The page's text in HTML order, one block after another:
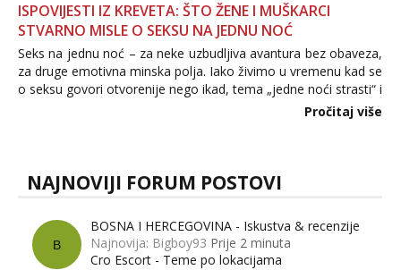
ISPOVIJESTI IZ KREVETA: ŠTO ŽENE I MUŠKARCI
STVARNO MISLE O SEKSU NA JEDNU NOĆ
Seks na jednu noć – za neke uzbudljiva avantura bez obaveza,
za druge emotivna minska polja. Iako živimo u vremenu kad se
o seksu govori otvorenije nego ikad, tema „jedne noći strasti“ i
dalje izaziva burne rasprave. Što zapravo misle žene, a što
Pročitaj više
NAJNOVIJI FORUM POSTOVI
B
BOSNA I HERCEGOVINA - Iskustva & recenzije
Najnovija: Bigboy93 Prije 2 minuta
Cro Escort - Teme po lokacijama